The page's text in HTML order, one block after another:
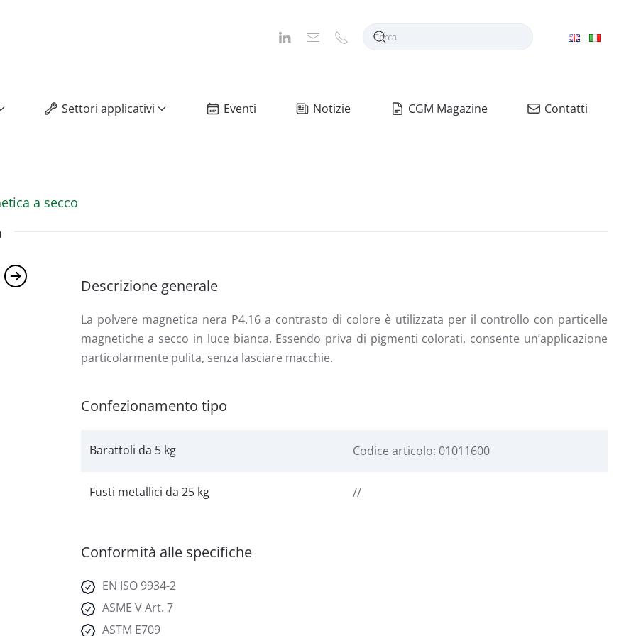
Settori applicativi Eventi Notizie CGM Magazine Contatti
a secco
Descrizione generale
La polvere magnetica nera P4.16 a contrasto di colore è utilizzata per il controllo con particelle
magnetiche a secco in luce bianca. Essendo priva di pigmenti colorati, consente un’applicazione
particolarmente pulita, senza lasciare macchie.
Confezionamento tipo
Barattoli da 5 kg Codice articolo: 01011600
Fusti metallici da 25 kg //
Conformità alle specifiche
EN ISO 9934-2
ASME V Art. 7
ASTM E709